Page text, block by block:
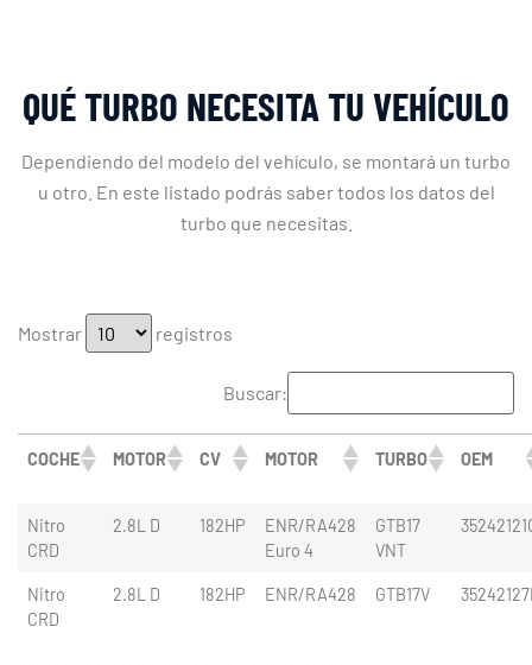
QUÉ TURBO NECESITA TU VEHÍCULO
Dependiendo del modelo del vehículo, se montará un turbo
u otro. En este listado podrás saber todos los datos del
turbo que necesitas.
Mostrar registros
Buscar:
COCHE MOTOR CV MOTOR TURBO OEM
Nitro
CRD
2.8L D 182HP
ENR/RA428
Euro 4
GTB17
VNT
Nitro
CRD
2.8L D 182HP ENR/RA428 GTB17V